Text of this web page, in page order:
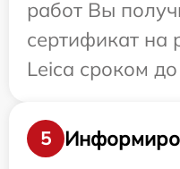
работ Вы
сертификат на
Leica сроком до
5